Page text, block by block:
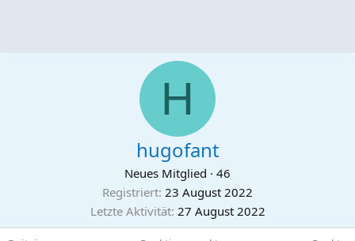
H
hugofant
Neues Mitglied · 46
Registriert 23 August 2022
Letzte Aktivität 27 August 2022